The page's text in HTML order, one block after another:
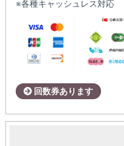
※各種キャッシュレス対応
回数券あります